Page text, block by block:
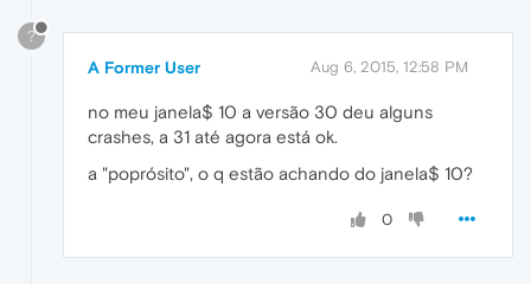
?
A Former User Aug 6, 2015, 12:58 PM
no meu janela$ 10 a versão 30 deu alguns
crashes, a 31 até agora está ok.
a "poprósito", o q estão achando do janela$ 10?
0